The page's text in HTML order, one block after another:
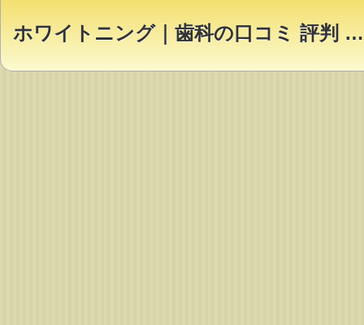
ホワイトニング｜歯科の口コミ 評判 ランキング【Dr.NAVI】